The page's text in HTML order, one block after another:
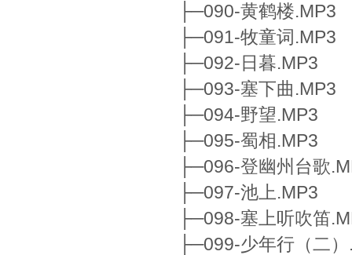
├─090-黄鹤楼.MP3
├─091-牧童词.MP3
├─092-日暮.MP3
├─093-塞下曲.MP3
├─094-野望.MP3
├─095-蜀相.MP3
├─096-登幽州台歌
├─097-池上.MP3
├─098-塞上听吹笛
├─099-少年行（二